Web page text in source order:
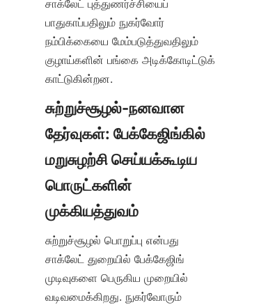
சாக்லேட் புத்துணர்ச்சியைப்
பாதுகாப்பதிலும் நுகர்வோர்
நம்பிக்கையை மேம்படுத்துவதிலும்
குழாய்களின் பங்கை அடிக்கோடிட்டுக்
காட்டுகின்றன.
சுற்றுச்சூழல்-நனவான
தேர்வுகள்: பேக்கேஜிங்கில்
மறுசுழற்சி செய்யக்கூடிய
பொருட்களின்
சுற்றுச்சூழல் பொறுப்பு என்பது
சாக்லேட் துறையில் பேக்கேஜிங்
முடிவுகளை பெருகிய முறையில்
வடிவமைக்கிறது. நுகர்வோரும்